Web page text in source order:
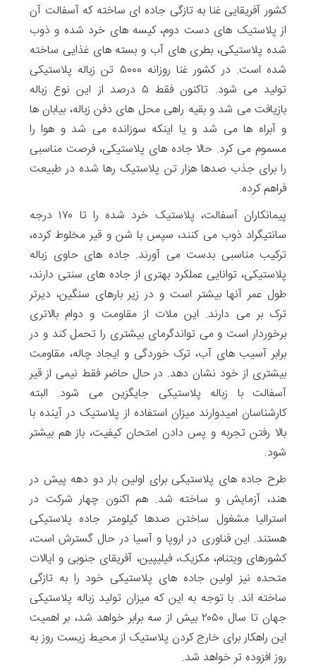
کشور آفریقایی غنا به تازگی جاده ای ساخته که آسفالت آن
از پلاستیک های دست دوم، کیسه های خرد شده و ذوب
شده پلاستیکی، بطری های آب و بسته های غذایی ساخته
شده است. در کشور غنا روزانه ۵۰۰۰ تن زباله پلاستیکی
تولید می شود. تاکنون فقط ۵ درصد از این نوع زباله
بازیافت می شد و بقیه راهی محل های دفن زباله، بیابان ها
و آبراه ها می شد و یا اینکه سوزانده می شد و هوا را
مسموم می کرد. حالا جاده های پلاستیکی، فرصت مناسبی
را برای جذب صدها هزار تن پلاستیک رها شده در طبیعت
فراهم کرده.
پیمانکاران آسفالت، پلاستیک خرد شده را تا ۱۷۰ درجه
سانتیگراد ذوب می کنند، سپس با شن و قیر مخلوط کرده،
ترکیب مناسبی بدست می آورند. جاده های حاوی زباله
پلاستیکی، توانایی عملکرد بهتری از جاده های سنتی دارند،
طول عمر آنها بیشتر است و در زیر بارهای سنگین، دیرتر
ترک بر می دارند. این ملات از مقاومت و دوام بالاتری
برخوردار است و می تواندگرمای بیشتری را تحمل کند و در
برابر آسیب های آب، ترک خوردگی و ایجاد چاله، مقاومت
بیشتری از خود نشان دهد. در حال حاضر فقط نیمی از قیر
آسفالت با زباله پلاستیکی جایگزین می شود. البته
کارشناسان امیدوارند میزان استفاده از پلاستیک در آینده با
بالا رفتن تجربه و پس دادن امتحان کیفیت، باز هم بیشتر
شود.
طرح جاده های پلاستیکی برای اولین بار دو دهه پیش در
هند، آزمایش و ساخته شد. هم اکنون چهار شرکت در
استرالیا مشغول ساختن صدها کیلومتر جاده پلاستیکی
هستند. این فناوری در اروپا و آسیا در حال گسترش است،
کشورهای ویتنام، مکزیک، فیلیپین، آفریقای جنوبی و ایالات
متحده نیز اولین جاده های پلاستیکی خود را به تازگی
ساخته اند. با توجه به این که میزان تولید زباله پلاستیکی
جهان تا سال ۲۰۵۰ بیش از سه برابر خواهد شد، بر اهمیت
این راهکار برای خارج کردن پلاستیک از محیط زیست روز به
روز افزوده تر خواهد شد.